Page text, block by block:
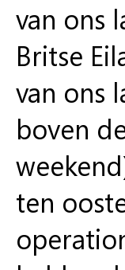
van ons
Britse
van ons
boven
ten